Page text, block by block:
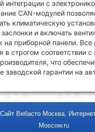
интеграции с
CAN-модулей
климатическую
и включать
на приборной панели. Все
в строгом соответствии
что
заводской гарантии на
Сайт Вебасто Москва.
Moscow.ru